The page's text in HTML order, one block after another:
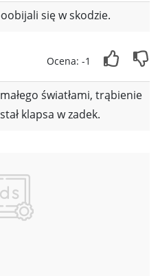
się w skodzie.
Ocena: -1
światłami, trąbienie
klapsa w zadek.